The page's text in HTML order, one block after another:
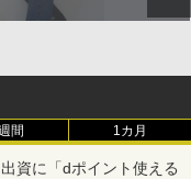
間 1カ月
資に「dポイント使える